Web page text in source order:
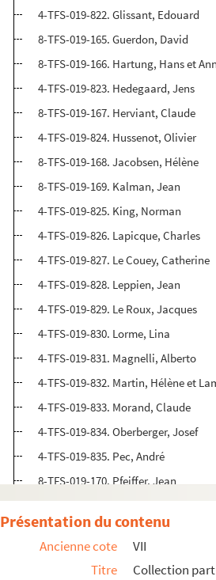
4-TFS-019-822. Glissant, Edouard
8-TFS-019-165. Guerdon, David
8-TFS-019-166. Hartung, Hans et
4-TFS-019-823. Hedegaard, Jens
8-TFS-019-167. Herviant, Claude
4-TFS-019-824. Hussenot, Olivier
8-TFS-019-168. Jacobsen, Hélène
8-TFS-019-169. Kalman, Jean
4-TFS-019-825. King, Norman
4-TFS-019-826. Lapicque, Charles
4-TFS-019-827. Le Couey, Catherine
4-TFS-019-828. Leppien, Jean
4-TFS-019-829. Le Roux, Jacques
4-TFS-019-830. Lorme, Lina
4-TFS-019-831. Magnelli, Alberto
4-TFS-019-832. Martin, Hélène et
4-TFS-019-833. Morand, Claude
4-TFS-019-834. Oberberger, Josef
4-TFS-019-835. Pec, André
8-TFS-019-170. Pfeiffer, Jean
8-TFS-019-171. Pinget, Robert
8-TFS-019-172. Queneau, Raymond
8-TFS-019-173. Ré, Michel de
Présentation du contenu
Ancienne cote
VII
Titre
Collection